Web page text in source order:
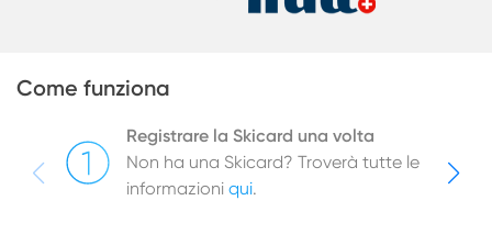
Come funziona
Registrare la Skicard una volta
Non ha una Skicard? Troverà tutte le
informazioni qui.